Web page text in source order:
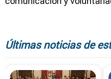
Últimas noticias de